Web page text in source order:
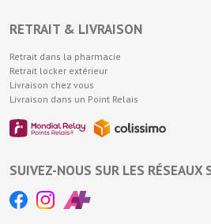
RETRAIT & LIVRAISON
Retrait dans la pharmacie
Retrait locker extérieur
Livraison chez vous
Livraison dans un Point Relais
SUIVEZ-NOUS SUR LES RÉSEAUX